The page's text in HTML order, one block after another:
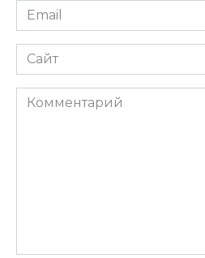
Email
*
Сайт
Комментарий